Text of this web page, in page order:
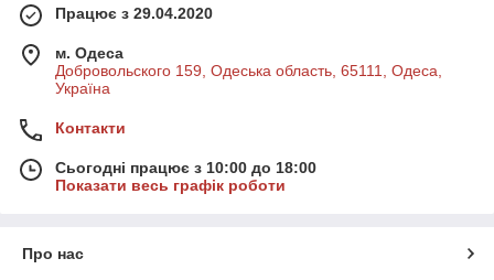
Працює з 29.04.2020
м. Одеса
Добровольского 159, Одеська область, 65111, Одеса,
Україна
Контакти
Сьогодні працює з 10:00 до 18:00
Показати весь графік роботи
Про нас